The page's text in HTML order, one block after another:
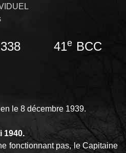
338 41eBCC
le 8 décembre 1939.
1940.
fonctionnant pas, le Capitaine